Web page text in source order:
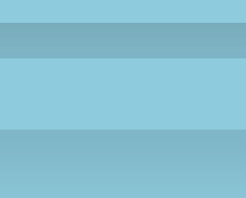
Για το προϊόν